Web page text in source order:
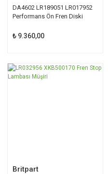
DA4602 LR189051 LR017952
Performans Ön Fren Diski
₺ 9.360,00
Britpart